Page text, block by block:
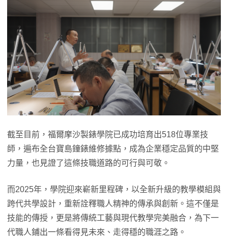
截至目前，福爾摩沙製錶學院已成功培育出518位專業技
師，遍布全台寶島鐘錶維修據點，成為企業穩定品質的中堅
力量，也見證了這條技職道路的可行與可敬。
而2025年，學院迎來嶄新里程碑，以全新升級的教學模組與
跨代共學設計，重新詮釋職人精神的傳承與創新。這不僅是
技能的傳授，更是將傳統工藝與現代教學完美融合，為下一
代職人鋪出一條看得見未來、走得穩的職涯之路。